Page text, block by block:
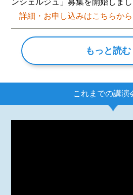
ンシェルジュ」募集を開始しまし
詳細・お申し込みはこちらから
もっと読む
これまでの講演